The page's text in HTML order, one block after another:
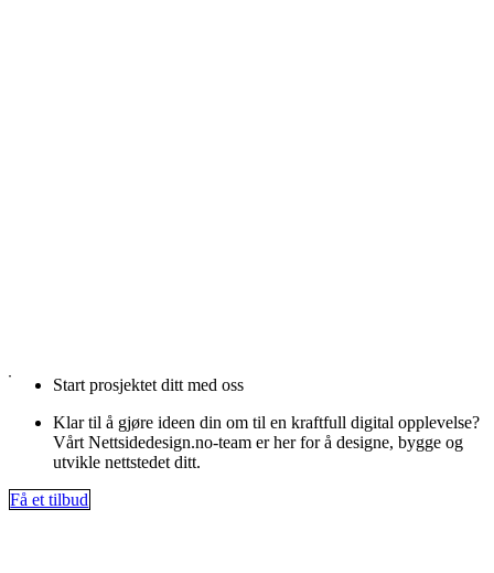
Start prosjektet ditt med oss
Klar til å gjøre ideen din om til en kraftfull digital opplevelse?
Vårt Nettsidedesign.no-team er her for å designe, bygge og
utvikle nettstedet ditt.
Få et tilbud